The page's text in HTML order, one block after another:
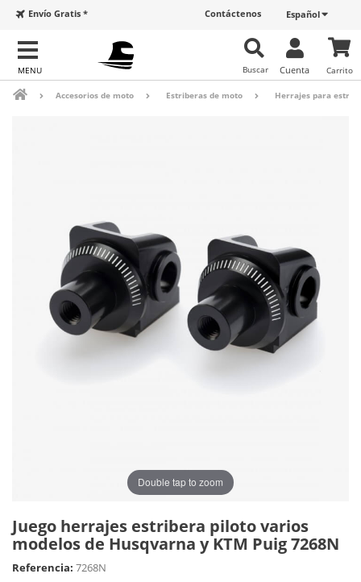
Español
Contáctenos
Envío Gratis *
Carrito
Cuenta
Buscar
Accesorios de moto Estriberas de moto Herrajes para
Double tap to zoom
Juego herrajes estribera piloto varios
modelos de Husqvarna y KTM Puig 7268N
Referencia: 7268N